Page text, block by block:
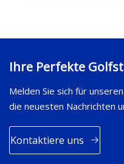
Ihre Perfekte
Melden Sie sich für
die neuesten Nachrichten
Kontaktiere uns